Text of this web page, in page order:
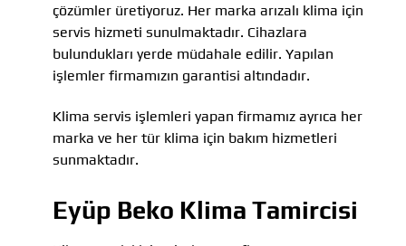
çözümler üretiyoruz. Her marka arızalı klima için
servis hizmeti sunulmaktadır. Cihazlara
bulundukları yerde müdahale edilir. Yapılan
işlemler firmamızın garantisi altındadır.
Klima servis işlemleri yapan firmamız ayrıca her
marka ve her tür klima için bakım hizmetleri
sunmaktadır.
Eyüp Beko Klima Tamircisi